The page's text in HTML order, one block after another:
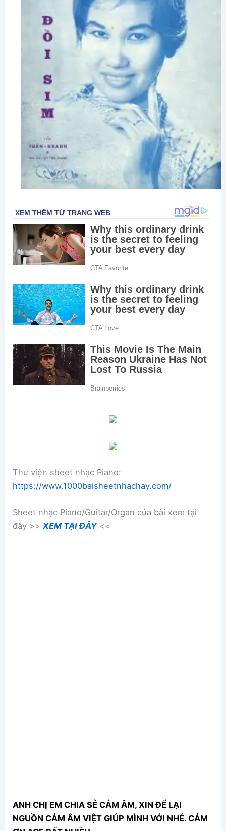
Thư viện sheet nhạc Piano:
https://www.1000baisheetnhachay.com/
Sheet nhạc Piano/Guitar/Organ của bài xem tại
đây >>XEM TẠI ĐÂY<<
ANH CHỊ EM CHIA SẺ CẢM ÂM, XIN ĐỂ LẠI
NGUỒN CẢM ÂM VIỆT GIÚP MÌNH VỚI NHÉ. CẢM